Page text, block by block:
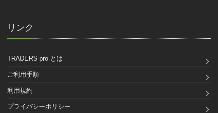
リンク
TRADERS-pro とは
ご利用手順
利用規約
プライバシーポリシー